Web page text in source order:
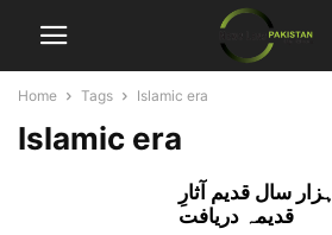
Home Tags Islamic era
Islamic era
خیبر ایجنسی سے 30 ہزار سال قدیم آثارِ
قدیمہ دریافت